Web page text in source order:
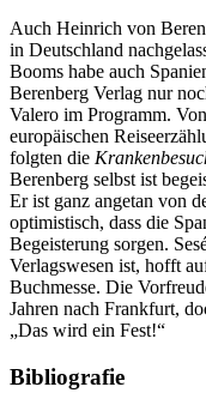
Auch Heinrich von
in Deutschland
Booms habe auch
Berenberg Verlag nur
Valero im Programm.
europäischen
folgten die
Berenberg selbst ist
Er ist ganz angetan von
optimistisch, dass die
Begeisterung sorgen.
Verlagswesen ist, hofft
Buchmesse. Die
Jahren nach Frankfurt,
„Das wird ein Fest!“
Bibliografie